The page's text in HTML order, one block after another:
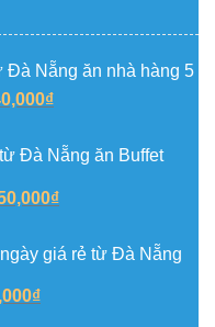
Đà Nẵng ăn nhà hàng 5
₫Giá
tại
640,000₫.
Đà Nẵng ăn Buffet
₫Giá
tại
giá rẻ từ Đà Nẵng
₫Giá